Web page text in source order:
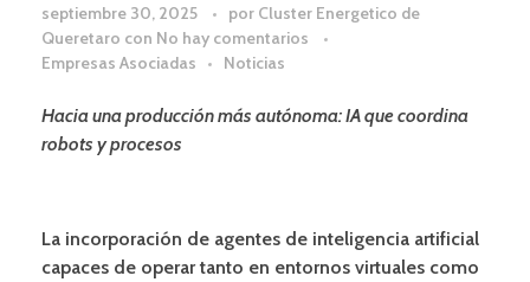
septiembre 30, 2025 por Cluster Energetico de
Queretaro con No hay comentarios
Empresas Asociadas
Noticias
Hacia una producción más autónoma: IA que coordina
robots y procesos
La incorporación de agentes de inteligencia artificial
capaces de operar tanto en entornos virtuales como